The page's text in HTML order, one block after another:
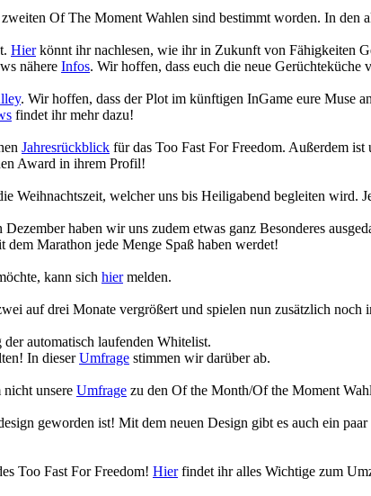
Of The Moment Wahlen sind bestimmt worden. In den
Hierkönnt ihr nachlesen, wie ihr in Zukunft von Fähigkeiten
nähere Infos. Wir hoffen, dass euch die neue Gerüchteküche
. Wir hoffen, dass der Plot im künftigen InGame eure Muse
findet ihr mehr dazu!
Jahresrückblick für das Too Fast For Freedom. Außerdem ist
Award in ihrem Profil!
Weihnachtszeit, welcher uns bis Heiligabend begleiten wird.
haben wir uns zudem etwas ganz Besonderes
Marathon jede Menge Spaß haben werdet!
kann sich hiermelden.
auf drei Monate vergrößert und spielen nun zusätzlich noch
automatisch laufenden Whitelist.
In dieserUmfrage stimmen wir darüber ab.
nicht unsere Umfrage zu den Of the Month/Of the Moment
geworden ist! Mit dem neuen Design gibt es auch ein
Too Fast For Freedom! Hierfindet ihr alles Wichtige zum